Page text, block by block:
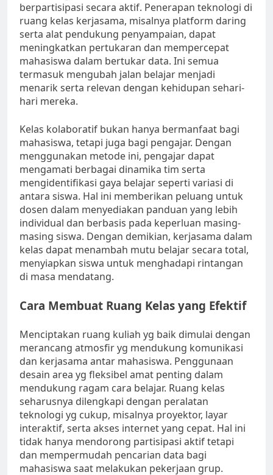
berpartisipasi secara aktif. Penerapan teknologi di
ruang kelas kerjasama, misalnya platform daring
serta alat pendukung penyampaian, dapat
meningkatkan pertukaran dan mempercepat
mahasiswa dalam bertukar data. Ini semua
termasuk mengubah jalan belajar menjadi
menarik serta relevan dengan kehidupan sehari-
hari mereka.
Kelas kolaboratif bukan hanya bermanfaat bagi
mahasiswa, tetapi juga bagi pengajar. Dengan
menggunakan metode ini, pengajar dapat
mengamati berbagai dinamika tim serta
mengidentifikasi gaya belajar seperti variasi di
antara siswa. Hal ini memberikan peluang untuk
dosen dalam menyediakan panduan yang lebih
individual dan berbasis pada keperluan masing-
masing siswa. Dengan demikian, kerjasama dalam
kelas dapat menambah mutu belajar secara total,
menyiapkan siswa untuk menghadapi rintangan
di masa mendatang.
Cara Membuat Ruang Kelas yang Efektif
Menciptakan ruang kuliah yg baik dimulai dengan
merancang atmosfir yg mendukung komunikasi
dan kerjasama antar mahasiswa. Penggunaan
desain area yg fleksibel amat penting dalam
mendukung ragam cara belajar. Ruang kelas
seharusnya dilengkapi dengan peralatan
teknologi yg cukup, misalnya proyektor, layar
interaktif, serta akses internet yang cepat. Hal ini
tidak hanya mendorong partisipasi aktif tetapi
dan mempermudah pencarian data bagi
mahasiswa saat melakukan pekerjaan grup.